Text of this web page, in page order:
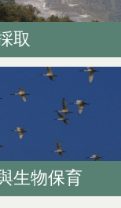
取
生物保育